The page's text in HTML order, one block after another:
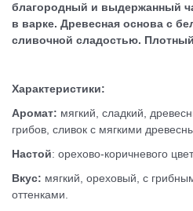
благородный и выдержанный
в варке. Древесная основа с
сливочной сладостью.
Характеристики:
Аромат: мягкий, сладкий,
грибов, сливок с мягкими
Настой: орехово-коричневого
Вкус: мягкий, ореховый, с
оттенками.